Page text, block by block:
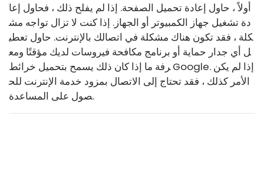
أولاً ، حاول إعادة تحميل الصفحة. إذا لم يفلح ذلك ، فحاول إعا
دة تشغيل جهاز الكمبيوتر أو الجهاز. إذا كنت لا تزال تواجه مش
كلة ، فقد تكون هناك مشكلة في اتصالك بالإنترنت. حاول تعطي
ل أي جدار حماية أو برنامج مكافحة فيروسات لديك مؤقتًا ومع
رفة ما إذا كان ذلك يسمح بتحميل خرائط Google. إذا لم يكن
الأمر كذلك ، فقد تحتاج إلى الاتصال بمزود خدمة الإنترنت للح
صول على المساعدة.